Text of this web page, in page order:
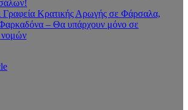
Γραφεία Κρατικής Αρωγής σε Φάρσαλα,
– Θα υπάρχουν μόνο σε
νομών